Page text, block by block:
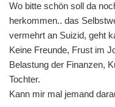
Wo bitte schön soll da
herkommen.. das
vermehrt an Suizid, geht
Keine Freunde, Frust im
Belastung der Finanzen,
Tochter.
Kann mir mal jemand